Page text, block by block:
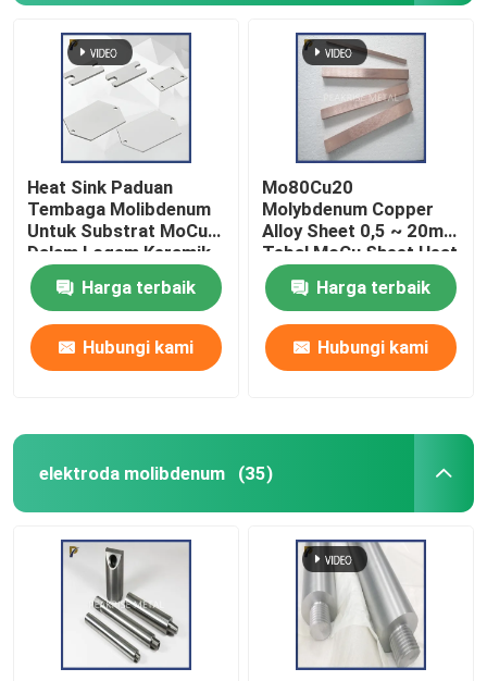
Heat Sink Paduan
Tembaga Molibdenum
Untuk Substrat MoCu
Dalam Logam Keramik
Microwave Laser
Harga terbaik
Hubungi kami
Mo80Cu20
Molybdenum Copper
Alloy Sheet 0,5 ~ 20mm
Tebal MoCu Sheet Heat
Sink Material
Harga terbaik
Hubungi kami
elektroda molibdenum (35)